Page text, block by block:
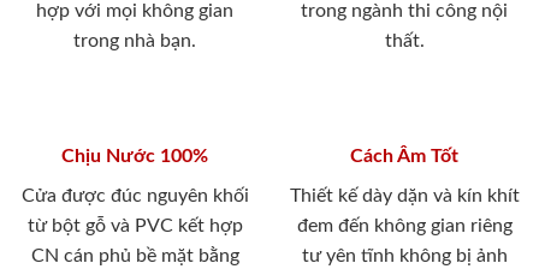
hợp với mọi không gian
trong nhà bạn.
trong ngành thi công nội
thất.
Chịu Nước 100%
Cửa được đúc nguyên khối
từ bột gỗ và PVC kết hợp
CN cán phủ bề mặt bằng
Cách Âm Tốt
Thiết kế dày dặn và kín khít
đem đến không gian riêng
tư yên tĩnh không bị ảnh